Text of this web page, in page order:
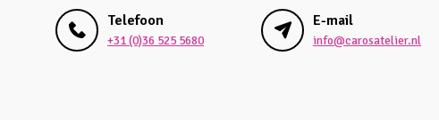
Telefoon
+31 (0)36 525 5680
E-mail
info@carosatelier.nl